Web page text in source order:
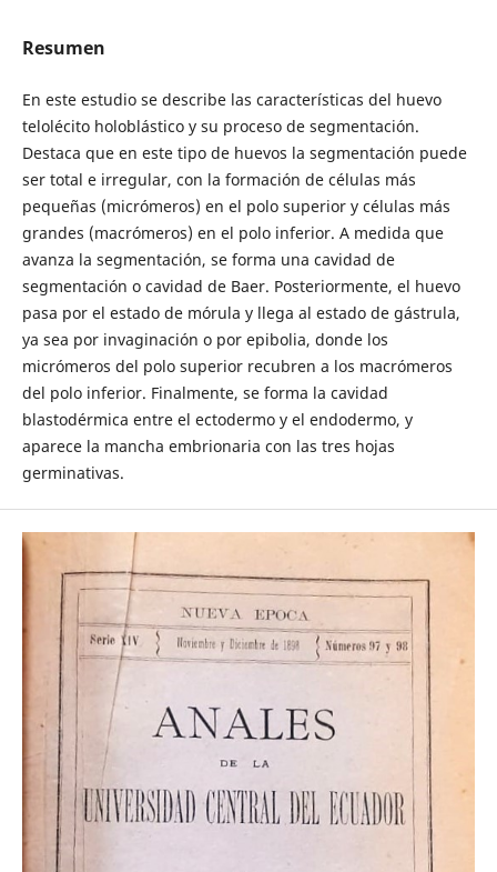
Resumen
En este estudio se describe las características del huevo
telolécito holoblástico y su proceso de segmentación.
Destaca que en este tipo de huevos la segmentación puede
ser total e irregular, con la formación de células más
pequeñas (micrómeros) en el polo superior y células más
grandes (macrómeros) en el polo inferior. A medida que
avanza la segmentación, se forma una cavidad de
segmentación o cavidad de Baer. Posteriormente, el huevo
pasa por el estado de mórula y llega al estado de gástrula,
ya sea por invaginación o por epibolia, donde los
micrómeros del polo superior recubren a los macrómeros
del polo inferior. Finalmente, se forma la cavidad
blastodérmica entre el ectodermo y el endodermo, y
aparece la mancha embrionaria con las tres hojas
germinativas.